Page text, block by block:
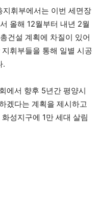
지휘부에서는 이번 세면장
올해 12월부터 내년 2월
건설 계획에 차질이 있어
휘부들을 통해 일별 시공
.
에서 향후 5년간 평양시
겠다는 계획을 제시하고
성지구에 1만 세대 살림